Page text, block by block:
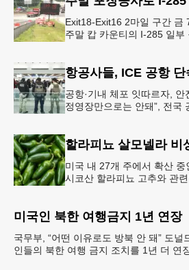
Exit18-Exit16 2마일 구간 금
주말 캅 카운티의 I-285 일부
공항·기내 체포 잇따르자, 안
정영장만으로는 안돼”, 전국
미국 내 27개 주에서 확산
시코산 할라피뇨 고추와 관
미국인 북한 여행금지 1년 연장
국무부, “어떤 이유로도 방북 안 돼” 도널
인들의 북한 여행 금지 조치를 1년 더 연